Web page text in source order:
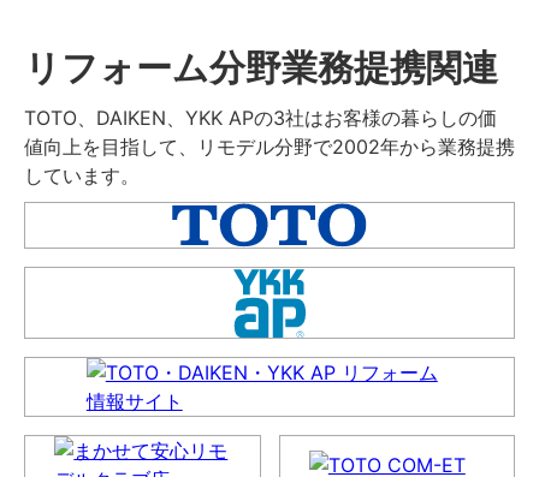
リフォーム分野業務提携関連
TOTO、DAIKEN、YKK APの3社はお客様の暮らしの価
値向上を目指して、リモデル分野で2002年から業務提携
しています。